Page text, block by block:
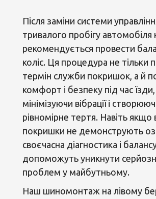
Після заміни системи
тривалого пробігу автомобіля
рекомендується провести
коліс. Ця процедура не тільки
термін служби покришок, а й
комфорт і безпеку під час їзди,
мінімізуючи вібрації і
рівномірне тертя. Навіть якщо
покришки не демонструють
своєчасна діагностика і
допоможуть уникнути
проблем у майбутньому.
Наш шиномонтаж на лівому